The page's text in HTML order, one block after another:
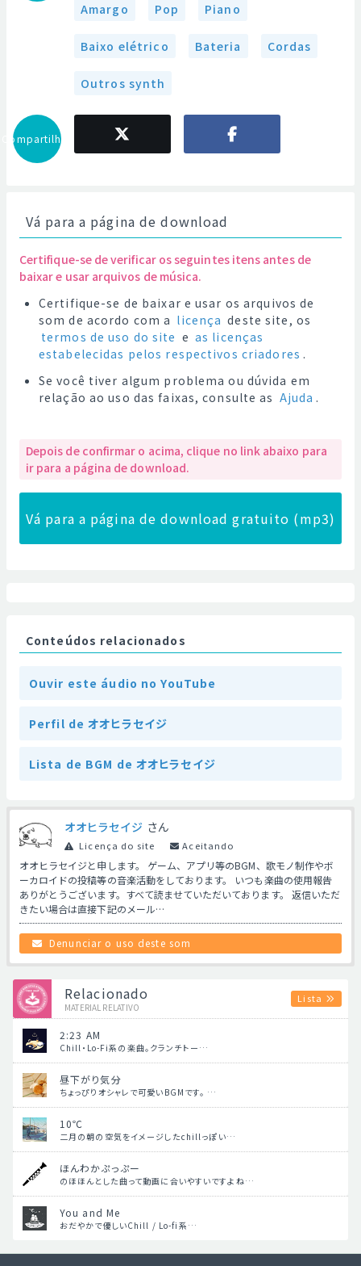
Amargo Pop Piano
Baixo elétrico Bateria Cordas
Outros synth
Compartilhar
Vá para a página de download
Certifique-se de verificar os seguintes itens antes de
baixar e usar arquivos de música.
Certifique-se de baixar e usar os arquivos de
som de acordo com a licença deste site, os
termos de uso do site e as licenças
estabelecidas pelos respectivos criadores .
Se você tiver algum problema ou dúvida em
relação ao uso das faixas, consulte as Ajuda .
Depois de confirmar o acima, clique no link abaixo para
ir para a página de download.
Vá para a página de download gratuito (mp3)
Conteúdos relacionados
Ouvir este áudio no YouTube
Perfil de オオヒラセイジ
Lista de BGM de オオヒラセイジ
オオヒラセイジ さん
Licença do site Aceitando
オオヒラセイジと申します。 ゲーム、アプリ等のBGM、歌モノ制作やボ
ーカロイドの投稿等の音楽活動をしております。 いつも楽曲の使用報告
ありがとうございます。すべて読ませていただいております。 返信いただ
きたい場合は直接下記のメール…
Denunciar o uso deste som
Relacionado
MATERIAL RELATIVO
Lista
2:23 AM
Chill・Lo-Fi系の楽曲。クランチトー…
昼下がり気分
ちょっぴりオシャレで可愛いBGMです。 …
10℃
二月の朝の空気をイメージしたchillっぽい…
ほんわかぷっぷー
のほほんとした曲って動画に合いやすいですよね…
You and Me
おだやかで優しいChill / Lo-fi系…